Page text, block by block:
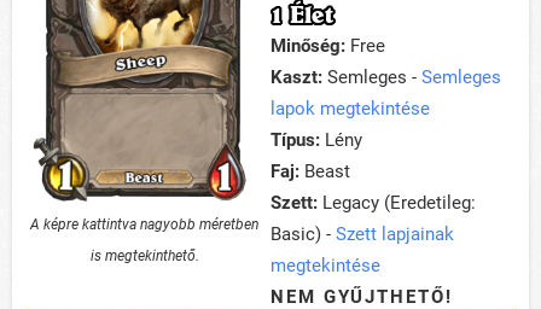
A képre kattintva nagyobb méretben
is megtekinthető.
1 Élet
Minőség: Free
Kaszt: Semleges - Semleges
lapok megtekintése
Típus: Lény
Faj: Beast
Szett: Legacy (Eredetileg:
Basic) - Szett lapjainak
megtekintése
NEM GYŰJTHETŐ!